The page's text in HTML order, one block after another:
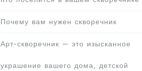
Почему вам нужен скворечник
Арт-скворечник — это изысканное
украшение вашего дома, детской